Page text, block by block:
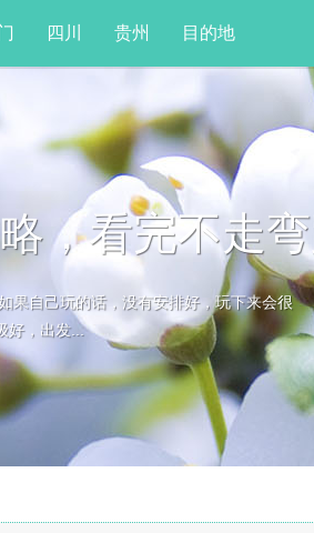
四川 贵州 目的地
，看完不走
果自己玩的话，没有安排好，玩下来会很
好，出发...